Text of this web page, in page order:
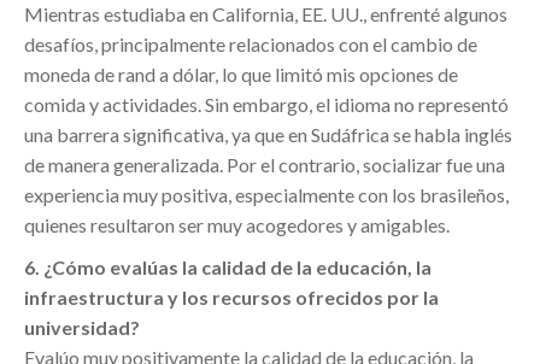
Mientras estudiaba en California, EE. UU., enfrenté algunos
desafíos, principalmente relacionados con el cambio de
moneda de rand a dólar, lo que limitó mis opciones de
comida y actividades. Sin embargo, el idioma no representó
una barrera significativa, ya que en Sudáfrica se habla inglés
de manera generalizada. Por el contrario, socializar fue una
experiencia muy positiva, especialmente con los brasileños,
quienes resultaron ser muy acogedores y amigables.
6. ¿Cómo evalúas la calidad de la educación, la
infraestructura y los recursos ofrecidos por la
universidad?
Evalúo muy positivamente la calidad de la educación, la